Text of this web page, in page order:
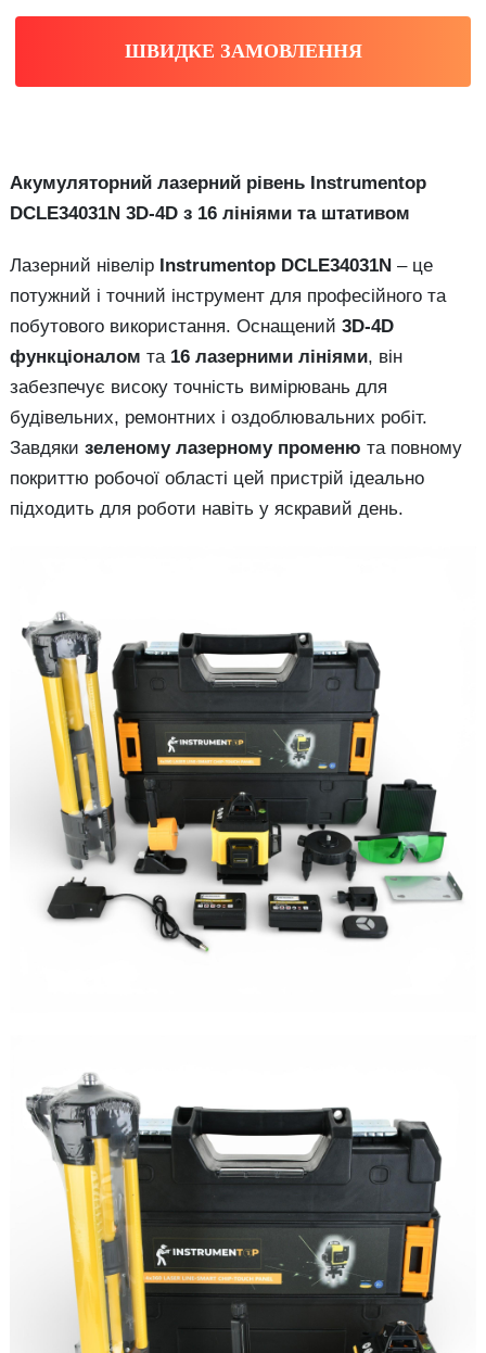
ШВИДКЕ ЗАМОВЛЕННЯ
Акумуляторний лазерний рівень Instrumentop
DCLE34031N 3D-4D з 16 лініями та штативом
Лазерний нівелір Instrumentop DCLE34031N – це
потужний і точний інструмент для професійного та
побутового використання. Оснащений 3D-4D
функціоналом та 16 лазерними лініями, він
забезпечує високу точність вимірювань для
будівельних, ремонтних і оздоблювальних робіт.
Завдяки зеленому лазерному променю та повному
покриттю робочої області цей пристрій ідеально
підходить для роботи навіть у яскравий день.